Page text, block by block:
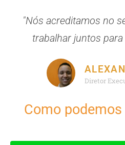
"Nós acreditamos no
trabalhar juntos
Diretor
Como